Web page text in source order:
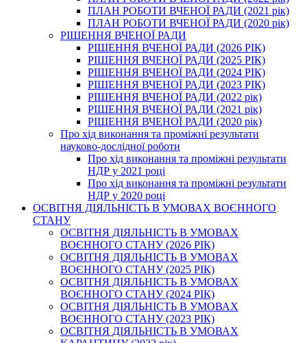
ПЛАН РОБОТИ ВЧЕНОЇ РАДИ (2021 рік)
ПЛАН РОБОТИ ВЧЕНОЇ РАДИ (2020 рік)
РІШЕННЯ ВЧЕНОЇ РАДИ
РІШЕННЯ ВЧЕНОЇ РАДИ (2026 РІК)
РІШЕННЯ ВЧЕНОЇ РАДИ (2025 РІК)
РІШЕННЯ ВЧЕНОЇ РАДИ (2024 РІК)
РІШЕННЯ ВЧЕНОЇ РАДИ (2023 РІК)
РІШЕННЯ ВЧЕНОЇ РАДИ (2022 рік)
РІШЕННЯ ВЧЕНОЇ РАДИ (2021 рік)
РІШЕННЯ ВЧЕНОЇ РАДИ (2020 рік)
Про хід виконання та проміжні результати
науково-дослідної роботи
Про хід виконання та проміжні результати
НДР у 2021 році
Про хід виконання та проміжні результати
НДР у 2020 році
ОСВІТНЯ ДІЯЛЬНІСТЬ В УМОВАХ ВОЄННОГО
СТАНУ
ОСВІТНЯ ДІЯЛЬНІСТЬ В УМОВАХ
ВОЄННОГО СТАНУ (2026 РІК)
ОСВІТНЯ ДІЯЛЬНІСТЬ В УМОВАХ
ВОЄННОГО СТАНУ (2025 РІК)
ОСВІТНЯ ДІЯЛЬНІСТЬ В УМОВАХ
ВОЄННОГО СТАНУ (2024 РІК)
ОСВІТНЯ ДІЯЛЬНІСТЬ В УМОВАХ
ВОЄННОГО СТАНУ (2023 РІК)
ОСВІТНЯ ДІЯЛЬНІСТЬ В УМОВАХ